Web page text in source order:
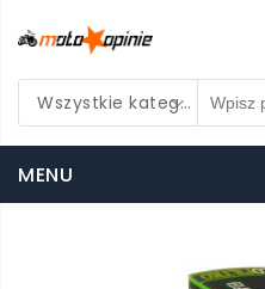
Wszystkie kategorie
MENU